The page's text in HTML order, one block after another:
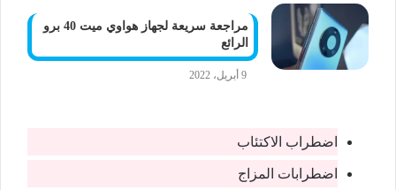
مراجعة سريعة لجهاز هواوي ميت 40 برو
الرائع
9 أبريل، 2022
اضطراب الاكتئاب
اضطرابات المزاج